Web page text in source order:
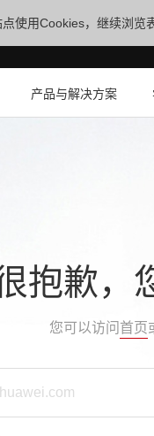
使用Cookies，继续浏览
产品与解决方案
抱歉，
您可以访问 首页